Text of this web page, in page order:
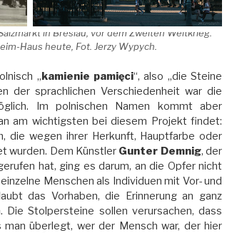
in Breslau, vor dem Zweiten Weltkrieg.
Haus heute, Fot. Jerzy Wypych.
„kamienie pamięci“, also „die Steine
der sprachlichen Verschiedenheit war die
Im polnischen Namen kommt aber
am wichtigsten bei diesem Projekt findet:
die wegen ihrer Herkunft, Hauptfarbe oder
wurden. Dem Künstler Gunter Demnig, der
hat, ging es darum, an die Opfer nicht
Menschen als Individuen mit Vor- und
das Vorhaben, die Erinnerung an ganz
Die Stolpersteine sollen verursachen, dass
überlegt, wer der Mensch war, der hier